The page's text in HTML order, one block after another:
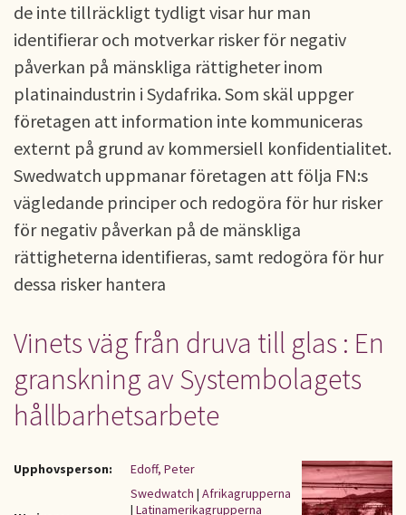
de inte tillräckligt tydligt visar hur man
identifierar och motverkar risker för negativ
påverkan på mänskliga rättigheter inom
platinaindustrin i Sydafrika. Som skäl uppger
företagen att information inte kommuniceras
externt på grund av kommersiell konfidentialitet.
Swedwatch uppmanar företagen att följa FN:s
vägledande principer och redogöra för hur risker
för negativ påverkan på de mänskliga
rättigheterna identifieras, samt redogöra för hur
dessa risker hantera
Vinets väg från druva till glas : En
granskning av Systembolagets
hållbarhetsarbete
Upphovsperson: Edoff, Peter
Swedwatch | Afrikagrupperna
| Latinamerikagrupperna